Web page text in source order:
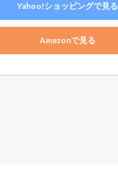
Yahoo!ショッピングで見る
Amazonで見る